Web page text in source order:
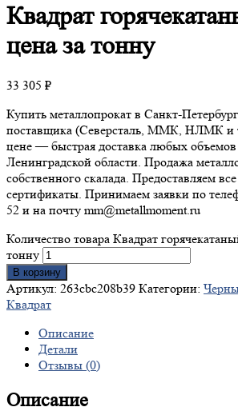
Квадрат
цена за тонну
33 305 ₽
Купить металлопрокат в Санкт-
поставщика (Северсталь, ММК, НЛМК и
цене — быстрая доставка любых
Ленинградской области. Продажа
собственного скалада. Предоставляем
сертификаты. Принимаем заявки по
52 и на почту mm@metallmoment.ru
Количество товара Квадрат
тонну
В корзину
Артикул: 263cbc208b39 Категории:
Квадрат
Описание
Детали
Отзывы (0)
Описание